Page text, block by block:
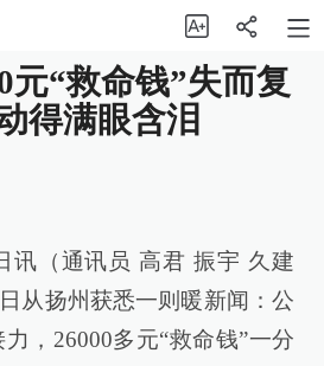
元“救命钱”失而复
得满眼含泪
讯（通讯员 高君 振宇 久建
从扬州获悉一则暖新闻：公
，26000多元“救命钱”一分